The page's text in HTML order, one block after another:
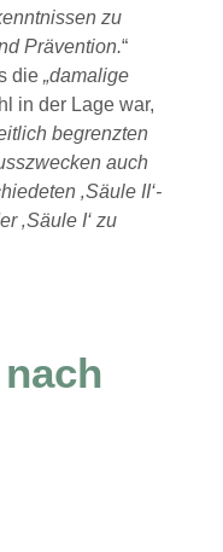
zu
Prävention.“
die „damalige
in der Lage war,
begrenzten
auch
‚Säule II‘-
‚Säule I‘ zu